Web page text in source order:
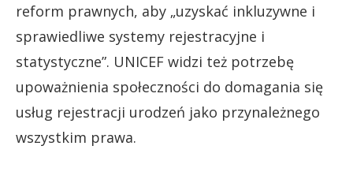
reform prawnych, aby „uzyskać inkluzywne i
sprawiedliwe systemy rejestracyjne i
statystyczne”. UNICEF widzi też potrzebę
upoważnienia społeczności do domagania się
usług rejestracji urodzeń jako przynależnego
wszystkim prawa.